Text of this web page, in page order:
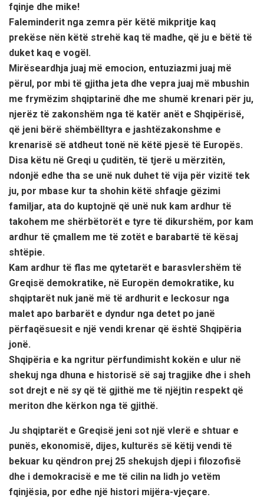
fqinje dhe mike!
Faleminderit nga zemra për këtë mikpritje kaq
prekëse nën këtë strehë kaq të madhe, që ju e bëtë të
duket kaq e vogël.
Mirëseardhja juaj më emocion, entuziazmi juaj më
përul, por mbi të gjitha jeta dhe vepra juaj më mbushin
me frymëzim shqiptarinë dhe me shumë krenari për ju,
njerëz të zakonshëm nga të katër anët e Shqipërisë,
që jeni bërë shëmbëlltyra e jashtëzakonshme e
krenarisë së atdheut tonë në këtë pjesë të Europës.
Disa këtu në Greqi u çuditën, të tjerë u mërzitën,
ndonjë edhe tha se unë nuk duhet të vija për vizitë tek
ju, por mbase kur ta shohin këtë shfaqje gëzimi
familjar, ata do kuptojnë që unë nuk kam ardhur të
takohem me shërbëtorët e tyre të dikurshëm, por kam
ardhur të çmallem me të zotët e barabartë të kësaj
shtëpie.
Kam ardhur të flas me qytetarët e barasvlershëm të
Greqisë demokratike, në Europën demokratike, ku
shqiptarët nuk janë më të ardhurit e leckosur nga
malet apo barbarët e dyndur nga detet po janë
përfaqësuesit e një vendi krenar që është Shqipëria
jonë.
Shqipëria e ka ngritur përfundimisht kokën e ulur në
shekuj nga dhuna e historisë së saj tragjike dhe i sheh
sot drejt e në sy që të gjithë me të njëjtin respekt që
meriton dhe kërkon nga të gjithë.
Ju shqiptarët e Greqisë jeni sot një vlerë e shtuar e
punës, ekonomisë, dijes, kulturës së këtij vendi të
bekuar ku qëndron prej 25 shekujsh djepi i filozofisë
dhe i demokracisë e me të cilin na lidh jo vetëm
fqinjësia, por edhe një histori mijëra-vjeçare.